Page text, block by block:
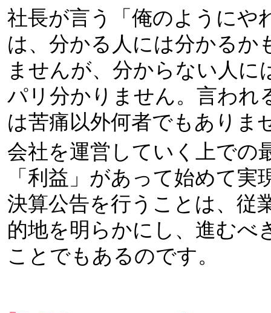
社長が言う「俺のようにや
は、分かる人には分かるか
ませんが、分からない人に
パリ分かりません。言われ
は苦痛以外何者でもありま
会社を運営していく上での
「利益」があって始めて実
決算公告を行うことは、従
的地を明らかにし、進むべ
ことでもあるのです。